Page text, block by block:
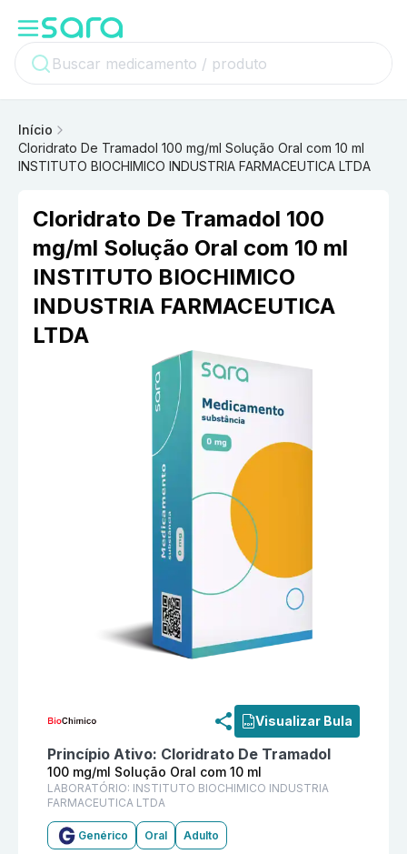
Início
Cloridrato De Tramadol 100 mg/ml Solução Oral com 10 ml
INSTITUTO BIOCHIMICO INDUSTRIA FARMACEUTICA LTDA
Cloridrato De Tramadol 100
mg/ml Solução Oral com 10 ml
INSTITUTO BIOCHIMICO
INDUSTRIA FARMACEUTICA
LTDA
Visualizar Bula
Princípio Ativo: Cloridrato De Tramadol
100 mg/ml Solução Oral com 10 ml
LABORATÓRIO: INSTITUTO BIOCHIMICO INDUSTRIA
FARMACEUTICA LTDA
Genérico Oral Adulto